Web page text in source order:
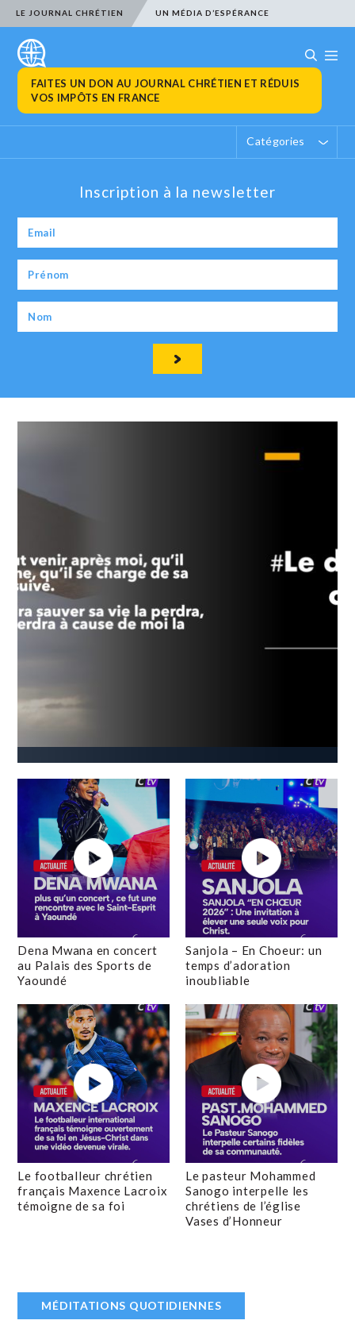
LE JOURNAL CHRÉTIEN UN MÉDIA D’ESPÉRANCE
FAITES UN DON AU JOURNAL CHRÉTIEN ET RÉDUIS
VOS IMPÔTS EN FRANCE
Catégories
Inscription à la newsletter
Dena Mwana en concert
au Palais des Sports de
Yaoundé
Sanjola – En Choeur: un
temps d’adoration
inoubliable
Le footballeur chrétien
français Maxence Lacroix
témoigne de sa foi
Le pasteur Mohammed
Sanogo interpelle les
chrétiens de l’église
Vases d’Honneur
MÉDITATIONS QUOTIDIENNES